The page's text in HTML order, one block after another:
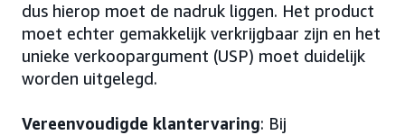
dus hierop moet de nadruk liggen. Het product
moet echter gemakkelijk verkrijgbaar zijn en het
unieke verkoopargument (USP) moet duidelijk
worden uitgelegd.
Vereenvoudigde klantervaring: Bij